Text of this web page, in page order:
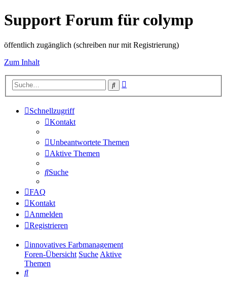
Support Forum für colymp
öffentlich zugänglich (schreiben nur mit Registrierung)
Zum Inhalt
Suche
Schnellzugriff
Kontakt
Unbeantwortete Themen
Aktive Themen
Suche
FAQ
Kontakt
Anmelden
Registrieren
innovatives Farbmanagement
Foren-Übersicht SucheAktive
Themen
Suche